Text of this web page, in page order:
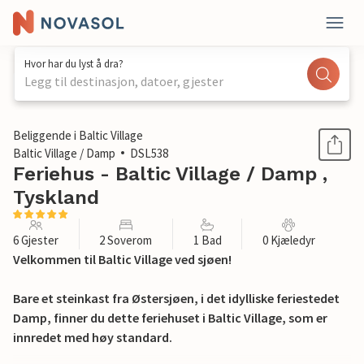
Hvor har du lyst å dra?
Legg til destinasjon, datoer, gjester
1 / 12
Beliggende i Baltic Village
Baltic Village / Damp
DSL538
Feriehus - Baltic Village / Damp ,
Tyskland
6 Gjester 2 Soverom 1 Bad 0 Kjæledyr
Velkommen til Baltic Village ved sjøen!
Bare et steinkast fra Østersjøen, i det idylliske feriestedet
Damp, finner du dette feriehuset i Baltic Village, som er
innredet med høy standard.